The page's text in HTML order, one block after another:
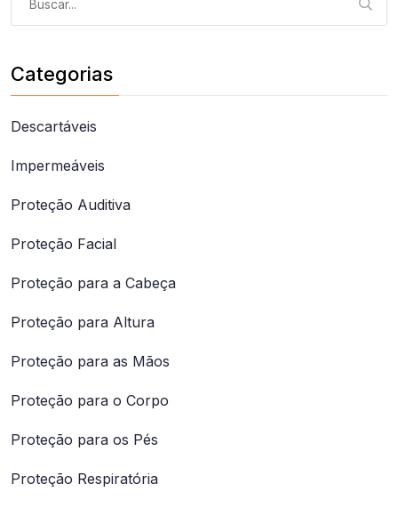
Categorias
Descartáveis
Impermeáveis
Proteção Auditiva
Proteção Facial
Proteção para a Cabeça
Proteção para Altura
Proteção para as Mãos
Proteção para o Corpo
Proteção para os Pés
Proteção Respiratória